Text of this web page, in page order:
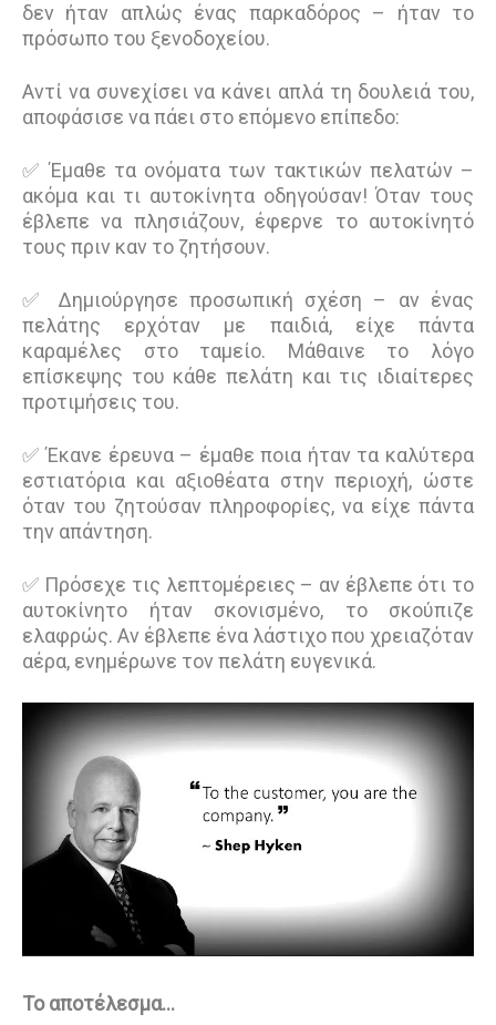
δεν ήταν απλώς ένας παρκαδόρος – ήταν το
πρόσωπο του ξενοδοχείου.
Αντί να συνεχίσει να κάνει απλά τη δουλειά του,
αποφάσισε να πάει στο επόμενο επίπεδο:
✅ Έμαθε τα ονόματα των τακτικών πελατών –
ακόμα και τι αυτοκίνητα οδηγούσαν! Όταν τους
έβλεπε να πλησιάζουν, έφερνε το αυτοκίνητό
τους πριν καν το ζητήσουν.
✅ Δημιούργησε προσωπική σχέση – αν ένας
πελάτης ερχόταν με παιδιά, είχε πάντα
καραμέλες στο ταμείο. Μάθαινε το λόγο
επίσκεψης του κάθε πελάτη και τις ιδιαίτερες
προτιμήσεις του.
✅ Έκανε έρευνα – έμαθε ποια ήταν τα καλύτερα
εστιατόρια και αξιοθέατα στην περιοχή, ώστε
όταν του ζητούσαν πληροφορίες, να είχε πάντα
την απάντηση.
✅ Πρόσεχε τις λεπτομέρειες – αν έβλεπε ότι το
αυτοκίνητο ήταν σκονισμένο, το σκούπιζε
ελαφρώς. Αν έβλεπε ένα λάστιχο που χρειαζόταν
αέρα, ενημέρωνε τον πελάτη ευγενικά.
Το αποτέλεσμα...